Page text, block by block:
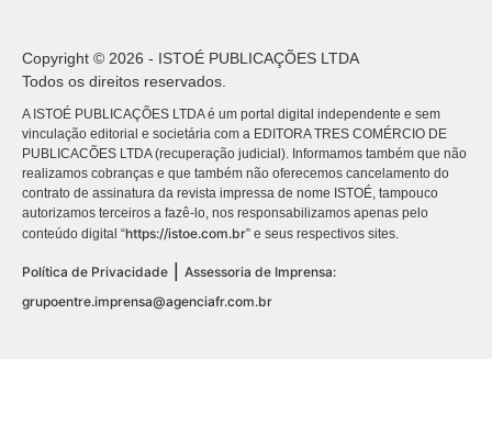
Copyright © 2026 - ISTOÉ PUBLICAÇÕES LTDA
Todos os direitos reservados.
A ISTOÉ PUBLICAÇÕES LTDA é um portal digital independente e sem
vinculação editorial e societária com a EDITORA TRES COMÉRCIO DE
PUBLICACÕES LTDA (recuperação judicial). Informamos também que não
realizamos cobranças e que também não oferecemos cancelamento do
contrato de assinatura da revista impressa de nome ISTOÉ, tampouco
autorizamos terceiros a fazê-lo, nos responsabilizamos apenas pelo
conteúdo digital “https://istoe.com.br” e seus respectivos sites.
Política de Privacidade
Assessoria de Imprensa:
grupoentre.imprensa@agenciafr.com.br